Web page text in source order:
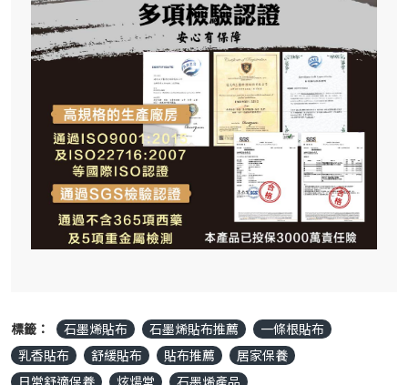
標籤： 石墨烯貼布 石墨烯貼布推薦
一條根貼布
乳香貼布
舒緩貼布 貼布推薦
居家保養